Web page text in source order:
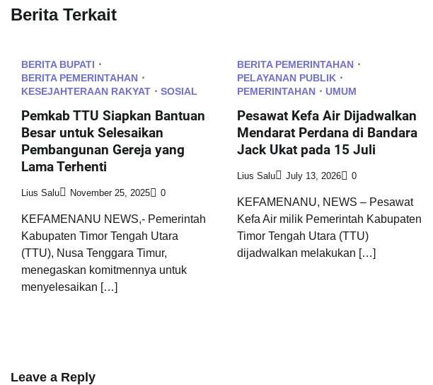
Berita Terkait
BERITA BUPATI
BERITA PEMERINTAHAN
KESEJAHTERAAN RAKYAT
SOSIAL
Pemkab TTU Siapkan Bantuan
Besar untuk Selesaikan
Pembangunan Gereja yang
Lama Terhenti
Lius Salu November 25, 2025 0
KEFAMENANU NEWS,- Pemerintah
Kabupaten Timor Tengah Utara
(TTU), Nusa Tenggara Timur,
menegaskan komitmennya untuk
menyelesaikan […]
BERITA PEMERINTAHAN
PELAYANAN PUBLIK
PEMERINTAHAN
UMUM
Pesawat Kefa Air Dijadwalkan
Mendarat Perdana di Bandara
Jack Ukat pada 15 Juli
Lius Salu July 13, 2026 0
KEFAMENANU, NEWS – Pesawat
Kefa Air milik Pemerintah Kabupaten
Timor Tengah Utara (TTU)
dijadwalkan melakukan […]
Leave a Reply